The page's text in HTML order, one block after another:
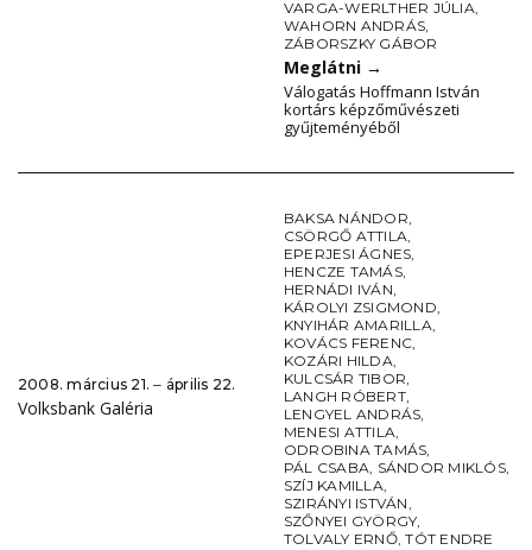
VARGA-WERLTHER JÚLIA,
WAHORN ANDRÁS,
ZÁBORSZKY GÁBOR
Meglátni →
Válogatás Hoffmann István
kortárs képzőművészeti
gyűjteményéből
2008. március 21. ‒ április 22.
Volksbank Galéria
BAKSA NÁNDOR,
CSÖRGŐ ATTILA,
EPERJESI ÁGNES,
HENCZE TAMÁS,
HERNÁDI IVÁN,
KÁROLYI ZSIGMOND,
KNYIHÁR AMARILLA,
KOVÁCS FERENC,
KOZÁRI HILDA,
KULCSÁR TIBOR,
LANGH RÓBERT,
LENGYEL ANDRÁS,
MENESI ATTILA,
ODROBINA TAMÁS,
PÁL CSABA, SÁNDOR MIKLÓS,
SZÍJ KAMILLA,
SZIRÁNYI ISTVÁN,
SZŐNYEI GYÖRGY,
TOLVALY ERNŐ,TÓT ENDRE